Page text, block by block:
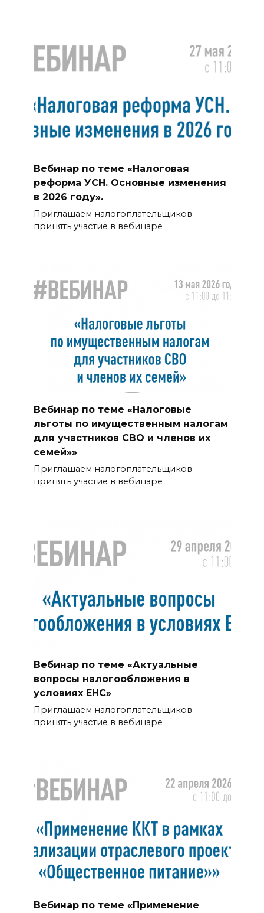
Вебинар по теме «Налоговая
реформа УСН. Основные изменения
в 2026 году».
Приглашаем налогоплательщиков
принять участие в вебинаре
Вебинар по теме «Налоговые
льготы по имущественным налогам
для участников СВО и членов их
семей»»
Приглашаем налогоплательщиков
принять участие в вебинаре
Вебинар по теме «Актуальные
вопросы налогообложения в
условиях ЕНС»
Приглашаем налогоплательщиков
принять участие в вебинаре
Вебинар по теме «Применение